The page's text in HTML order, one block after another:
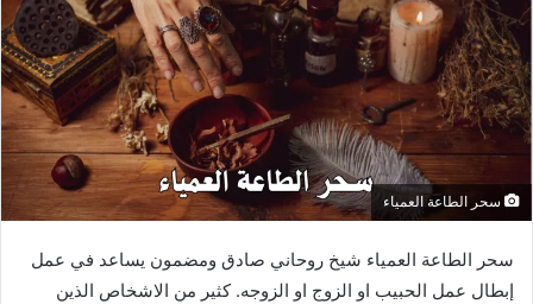
سحر الطاعة العمياء
سحر الطاعة العمياء شيخ روحاني صادق ومضمون يساعد في عمل
إبطال عمل الحبيب او الزوج او الزوجه. كثير من الاشخاص الذين